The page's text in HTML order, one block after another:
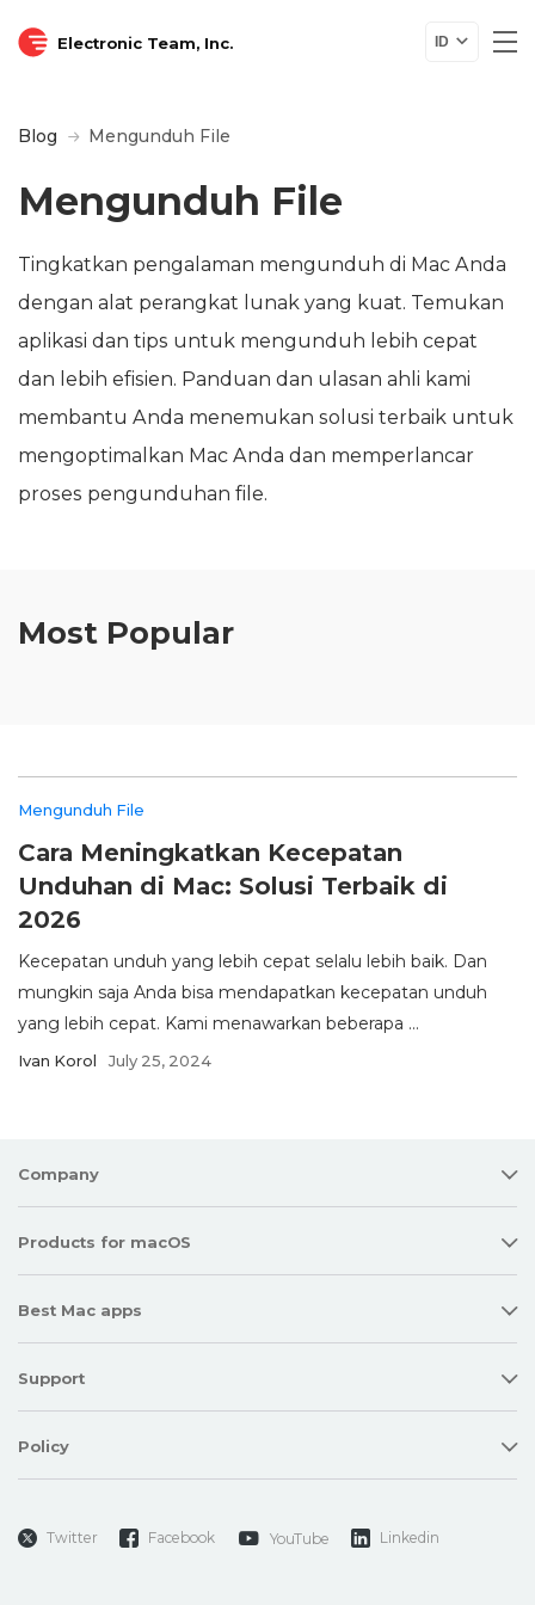
Electronic Team, Inc. ID
Blog Mengunduh File
Mengunduh File
Tingkatkan pengalaman mengunduh di Mac Anda
dengan alat perangkat lunak yang kuat. Temukan
aplikasi dan tips untuk mengunduh lebih cepat
dan lebih efisien. Panduan dan ulasan ahli kami
membantu Anda menemukan solusi terbaik untuk
mengoptimalkan Mac Anda dan memperlancar
proses pengunduhan file.
Most Popular
Mengunduh File
Cara Meningkatkan Kecepatan
Unduhan di Mac: Solusi Terbaik di
2026
Kecepatan unduh yang lebih cepat selalu lebih baik. Dan
mungkin saja Anda bisa mendapatkan kecepatan unduh
yang lebih cepat. Kami menawarkan beberapa ...
Ivan Korol July 25, 2024
Company
Products for macOS
Best Mac apps
Support
Policy
Twitter Facebook YouTube Linkedin